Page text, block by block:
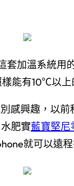
套加溫系統用
能有10℃以上
感興趣，以
肥實藍寶堅尼
就可以遠